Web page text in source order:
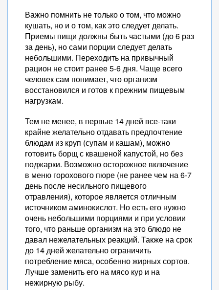
Важно помнить не только о том, что можно
кушать, но и о том, как это следует делать.
Приемы пищи должны быть частыми (до 6 раз
за день), но сами порции следует делать
небольшими. Переходить на привычный
рацион не стоит ранее 5-6 дня. Чаще всего
человек сам понимает, что организм
восстановился и готов к прежним пищевым
нагрузкам.
Тем не менее, в первые 14 дней все-таки
крайне желательно отдавать предпочтение
блюдам из круп (супам и кашам), можно
готовить борщ с квашеной капустой, но без
поджарки. Возможно осторожное включение
в меню горохового пюре (не ранее чем на 6-7
день после несильного пищевого
отравления), которое является отличным
источником аминокислот. Но есть его нужно
очень небольшими порциями и при условии
того, что раньше организм на это блюдо не
давал нежелательных реакций. Также на срок
до 14 дней желательно ограничить
потребление мяса, особенно жирных сортов.
Лучше заменить его на мясо кур и на
нежирную рыбу.